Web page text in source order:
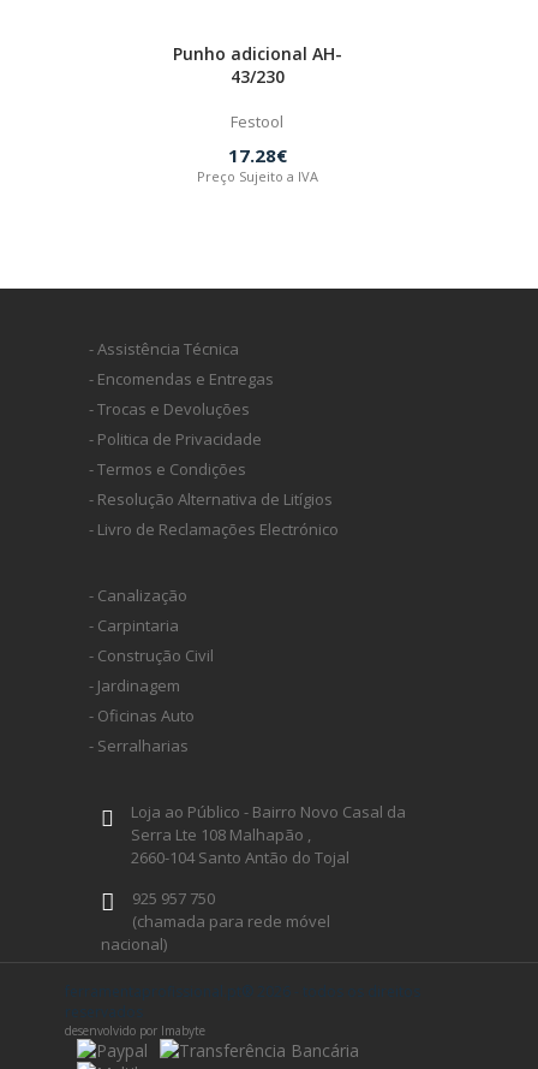
Punho adicional AH-
43/230
Festool
17.28€
Preço Sujeito a IVA
- Assistência Técnica
- Encomendas e Entregas
- Trocas e Devoluções
- Politica de Privacidade
- Termos e Condições
- Resolução Alternativa de Litígios
- Livro de Reclamações Electrónico
- Canalização
- Carpintaria
- Construção Civil
- Jardinagem
- Oficinas Auto
- Serralharias
Loja ao Público - Bairro Novo Casal da
Serra Lte 108 Malhapão ,
2660-104 Santo Antão do Tojal
925 957 750
(chamada para rede móvel
nacional)
geral@ferramentaprofissional.pt
Siga-nos
ferramentaprofissional.pt® 2026 - todos os direitos
reservados
desenvolvido por Imabyte